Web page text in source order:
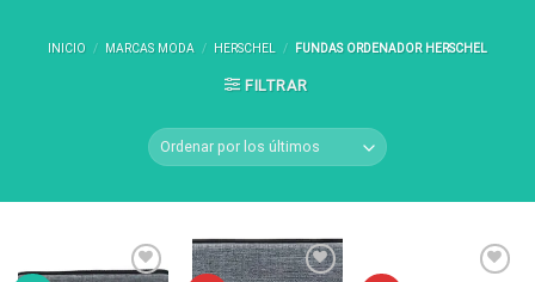
INICIO / MARCAS MODA / HERSCHEL / FUNDAS ORDENADOR HERSCHEL
FILTRAR